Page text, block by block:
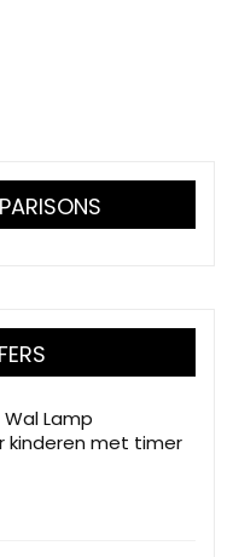
Lamp
kinderen met timer